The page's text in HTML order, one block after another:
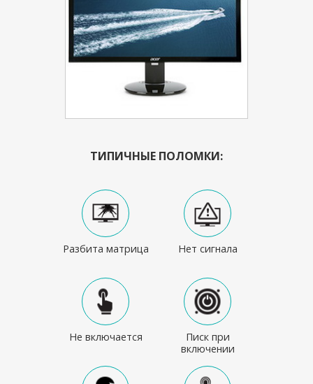
ТИПИЧНЫЕ ПОЛОМКИ:
Разбита матрица Нет сигнала
Не включается
Писк при
включении